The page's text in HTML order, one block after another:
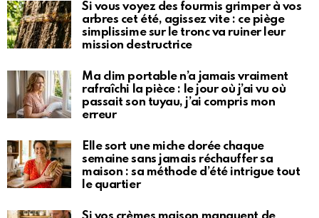
Si vous voyez des fourmis grimper à vos
arbres cet été, agissez vite : ce piège
simplissime sur le tronc va ruiner leur
mission destructrice
Ma clim portable n’a jamais vraiment
rafraîchi la pièce : le jour où j’ai vu où
passait son tuyau, j’ai compris mon
erreur
Elle sort une miche dorée chaque
semaine sans jamais réchauffer sa
maison : sa méthode d’été intrigue tout
le quartier